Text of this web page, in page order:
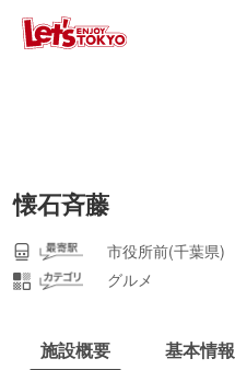
懐石斉藤
市役所前(千葉県)
グルメ
施設概要 基本情報